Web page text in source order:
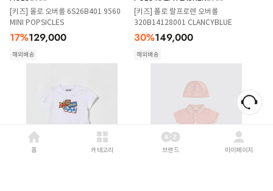
[키즈] 몰로 오버롤 6S26B401 9560
MINI POPSICLES
17%129,000
해외배송
[키즈] 폴로 랄프로렌 오버롤
320B14128001 CLANCYBLUE
30%149,000
해외배송
홈 카테고리 브랜드 마이페이지